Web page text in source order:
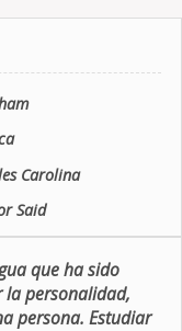
Carolina
Said
que ha sido
la personalidad,
persona. Estudiar